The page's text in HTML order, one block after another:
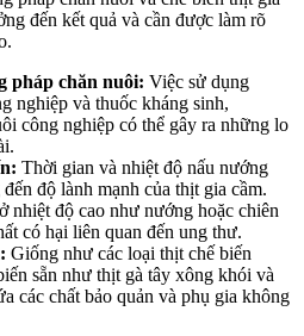
đến kết quả và cần được làm rõ
pháp chăn nuôi: Việc sử dụng
nghiệp và thuốc kháng sinh,
công nghiệp có thể gây ra những lo
Thời gian và nhiệt độ nấu nướng
độ lành mạnh của thịt gia cầm.
nhiệt độ cao như nướng hoặc chiên
có hại liên quan đến ung thư.
Giống như các loại thịt chế biến
sẵn như thịt gà tây xông khói và
các chất bảo quản và phụ gia không